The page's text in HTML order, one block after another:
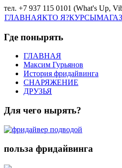
тел. +7 937 115 0101 (What's Up,
ГЛАВНАЯКТО Я?КУРСЫ
Где понырять
ГЛАВНАЯ
Максим Гурьянов
История фридайвинга
СНАРЯЖЕНИЕ
ДРУЗЬЯ
Для чего нырять?
польза фридайвинга